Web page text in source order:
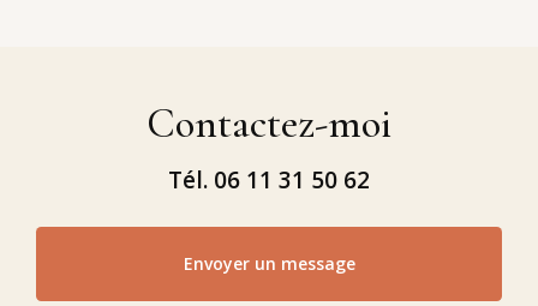
Contactez-moi
Tél. 06 11 31 50 62
Envoyer un message